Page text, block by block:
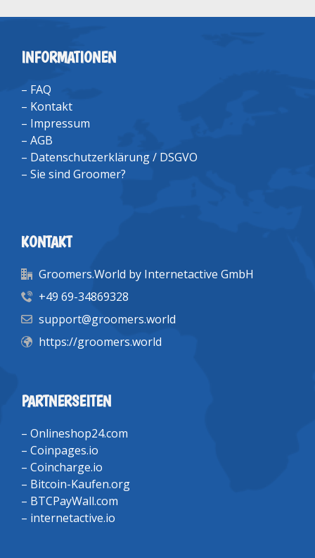
INFORMATIONEN
– FAQ
– Kontakt
– Impressum
– AGB
– Datenschutzerklärung / DSGVO
– Sie sind Groomer?
KONTAKT
Groomers.World by Internetactive GmbH
+49 69-34869328
support@groomers.world
https://groomers.world
PARTNERSEITEN
– Onlineshop24.com
– Coinpages.io
– Coincharge.io
– Bitcoin-Kaufen.org
– BTCPayWall.com
– internetactive.io